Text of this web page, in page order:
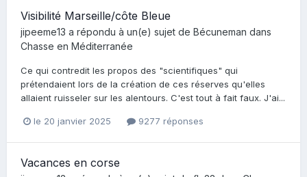
Visibilité Marseille/côte Bleue
jipeeme13 a répondu à un(e) sujet de Bécuneman dans
Chasse en Méditerranée
Ce qui contredit les propos des "scientifiques" qui
prétendaient lors de la création de ces réserves qu'elles
allaient ruisseler sur les alentours. C'est tout à fait faux. J'ai...
le 20 janvier 2025 9277 réponses
Vacances en corse